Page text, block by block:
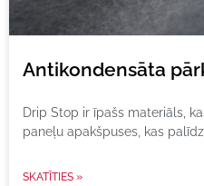
Antikondensāta
Drip Stop ir īpašs materiāls,
paneļu apakšpuses, kas palīdz
SKATĪTIES »